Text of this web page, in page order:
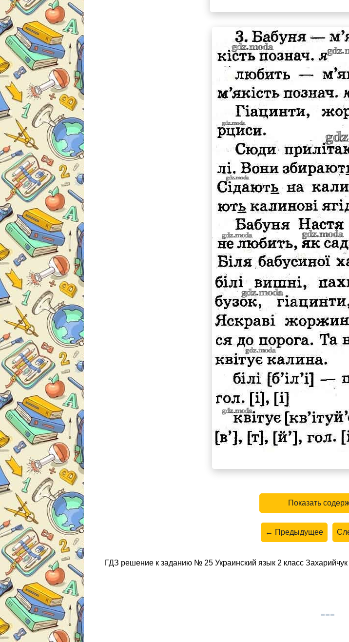
Показать
← Предыдущее
ГДЗ решение к заданию № 25 Украинский язык 2 класс